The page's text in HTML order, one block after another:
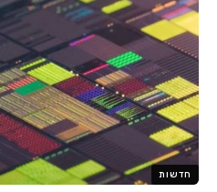
חדשות